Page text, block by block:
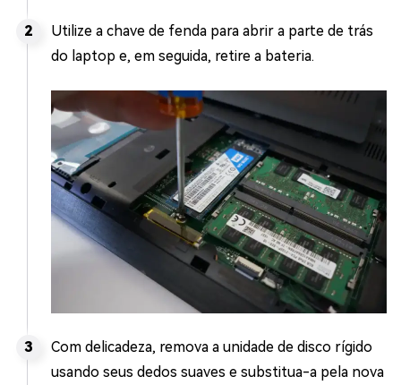
Utilize a chave de fenda para abrir a parte de trás
do laptop e, em seguida, retire a bateria.
Com delicadeza, remova a unidade de disco rígido
usando seus dedos suaves e substitua-a pela nova